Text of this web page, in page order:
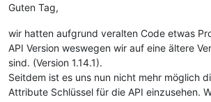
Guten Tag,
wir hatten aufgrund veralten Code etwas
API Version weswegen wir auf eine ältere
sind. (Version 1.14.1).
Seitdem ist es uns nun nicht mehr möglich
Attribute Schlüssel für die API einzusehen.